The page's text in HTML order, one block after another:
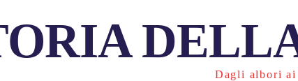
Dagli albori